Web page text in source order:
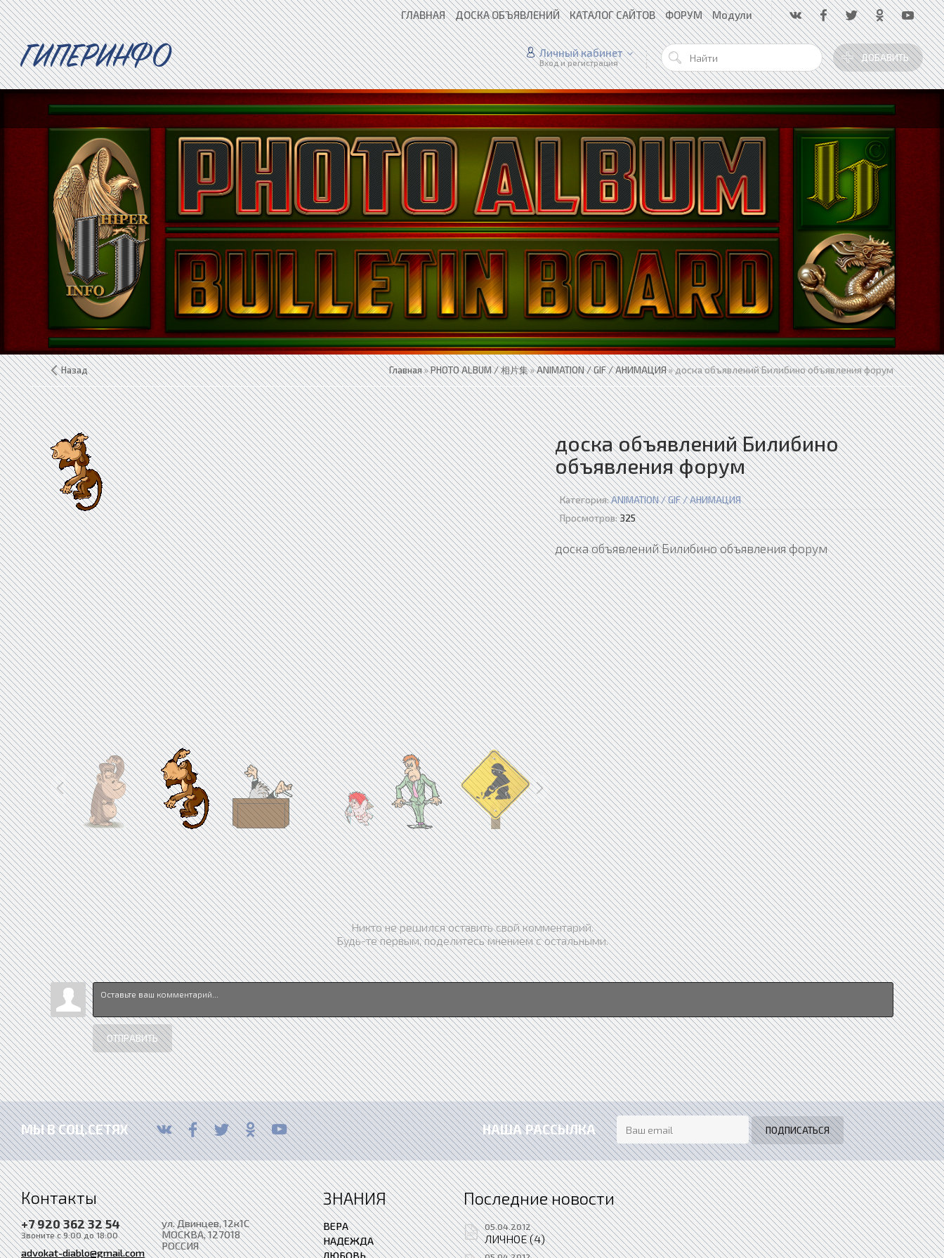
ГЛАВНАЯ ДОСКА ОБЪЯВЛЕНИЙ КАТАЛОГ САЙТОВ ФОРУМ Модули
ГИПЕРИНФО ДОБАВИТЬ
Личный кабинет
Вход и регистрация
Назад Главная»PHOTO ALBUM / 相片集»ANIMATION / GIF / АНИМАЦИЯ» доска объявлений Билибино объявления форум
доска объявлений Билибино
объявления форум
Категория:ANIMATION / GIF / АНИМАЦИЯ
Просмотров:325
доска объявлений Билибино объявления форум
Никто не решился оставить свой комментарий.
Будь-те первым, поделитесь мнением с остальными.
ОТПРАВИТЬ
МЫ В СОЦ.СЕТЯХ НАША РАССЫЛКА
Контакты
+7 920 362 32 54
Звоните с 9:00 до 18:00
advokat-diablo@gmail.com
ул. Двинцев, 12к1С
МОСКВА, 127018
РОССИЯ
ЗНАНИЯ
ВЕРА
НАДЕЖДА
ЛЮБОВЬ
Последние новости
05.04.2012
ЛИЧНОЕ (4)